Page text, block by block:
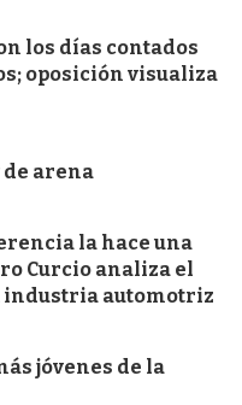
los días contados
oposición visualiza
de arena
la hace una
Curcio analiza el
industria automotriz
jóvenes de la